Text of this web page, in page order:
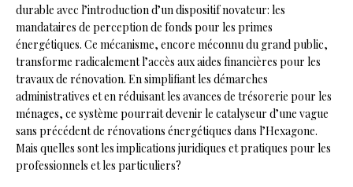
durable avec l’introduction d’un dispositif novateur: les
mandataires de perception de fonds pour les primes
énergétiques. Ce mécanisme, encore méconnu du grand public,
transforme radicalement l’accès aux aides financières pour les
travaux de rénovation. En simplifiant les démarches
administratives et en réduisant les avances de trésorerie pour les
ménages, ce système pourrait devenir le catalyseur d’une vague
sans précédent de rénovations énergétiques dans l’Hexagone.
Mais quelles sont les implications juridiques et pratiques pour les
professionnels et les particuliers?